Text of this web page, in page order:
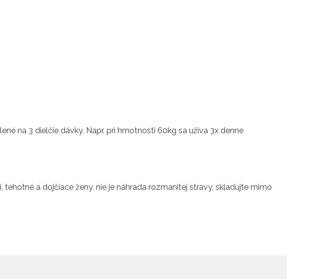
na 3 dielčie dávky. Napr. pri hmotnosti 60kg sa užíva 3x denne
a dojčiace ženy, nie je náhrada rozmanitej stravy, skladujte mimo